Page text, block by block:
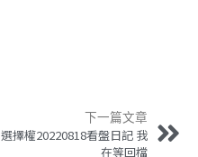
下一篇文章
選擇權20220818看盤日記 我
在等回檔